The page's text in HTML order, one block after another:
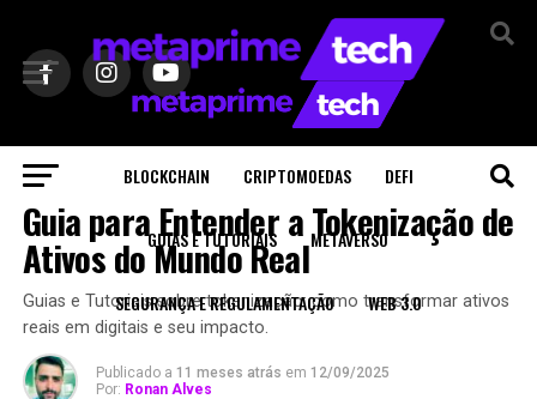
BLOCKCHAIN CRIPTOMOEDAS DEFI
GUIAS E TUTORIAIS METAVERSO
SEGURANÇA E REGULAMENTAÇÃO WEB 3.0
GUIAS E TUTORIAIS
Guia para Entender a Tokenização de
Ativos do Mundo Real
Guias e Tutoriais sobre tokenização: como transformar ativos
reais em digitais e seu impacto.
Publicado a 11 meses atrás em 12/09/2025
Por: Ronan Alves
Sair da versão mobile